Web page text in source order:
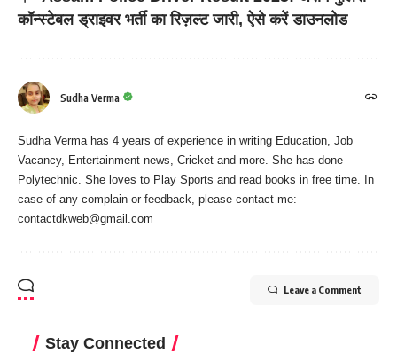
कॉन्स्टेबल ड्राइवर भर्ती का रिज़ल्ट जारी, ऐसे करें डाउनलोड
Sudha Verma
Sudha Verma has 4 years of experience in writing Education, Job
Vacancy, Entertainment news, Cricket and more. She has done
Polytechnic. She loves to Play Sports and read books in free time. In
case of any complain or feedback, please contact me:
contactdkweb@gmail.com
Leave a Comment
Stay Connected